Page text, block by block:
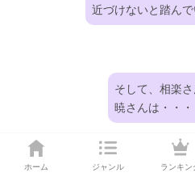
ホーム ジャンル ランキン
近づけないと踏んで
そして、相楽
暁さんは・・・